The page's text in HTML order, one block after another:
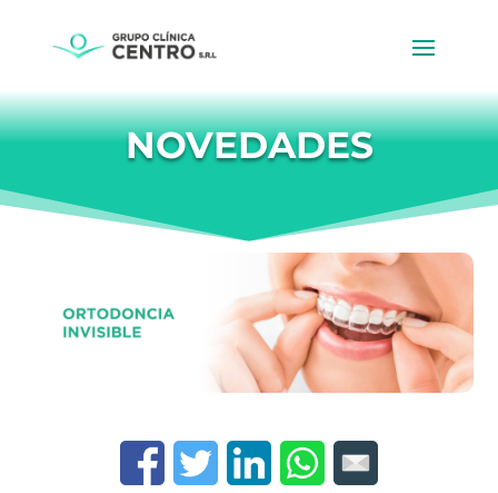
NOVEDADES